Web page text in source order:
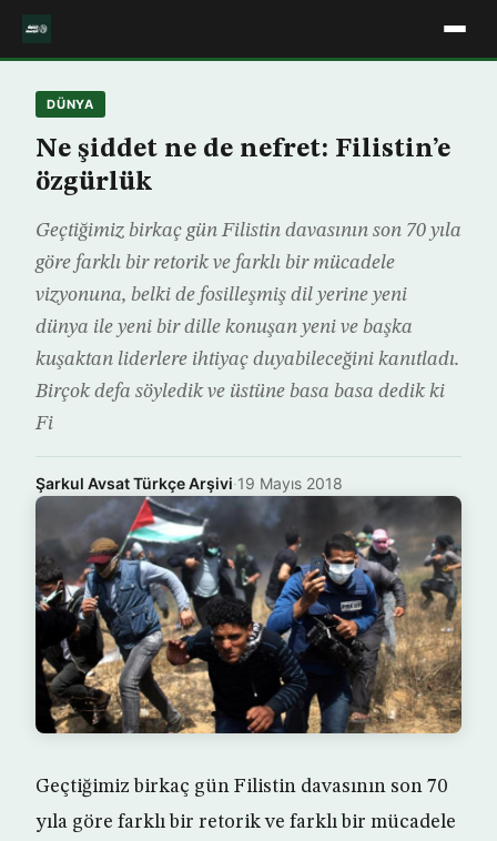
DÜNYA
Ne şiddet ne de nefret: Filistin’e
özgürlük
Geçtiğimiz birkaç gün Filistin davasının son 70 yıla
göre farklı bir retorik ve farklı bir mücadele
vizyonuna, belki de fosilleşmiş dil yerine yeni
dünya ile yeni bir dille konuşan yeni ve başka
kuşaktan liderlere ihtiyaç duyabileceğini kanıtladı.
Birçok defa söyledik ve üstüne basa basa dedik ki
Fi
Şarkul Avsat Türkçe Arşivi·19 Mayıs 2018
Geçtiğimiz birkaç gün Filistin davasının son 70
yıla göre farklı bir retorik ve farklı bir mücadele